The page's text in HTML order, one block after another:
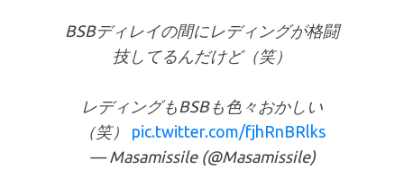
BSBディレイの間にレディングが格闘
技してるんだけど（笑）
レディングもBSBも色々おかしい
（笑） pic.twitter.com/fjhRnBRlks
— Masamissile (@Masamissile)